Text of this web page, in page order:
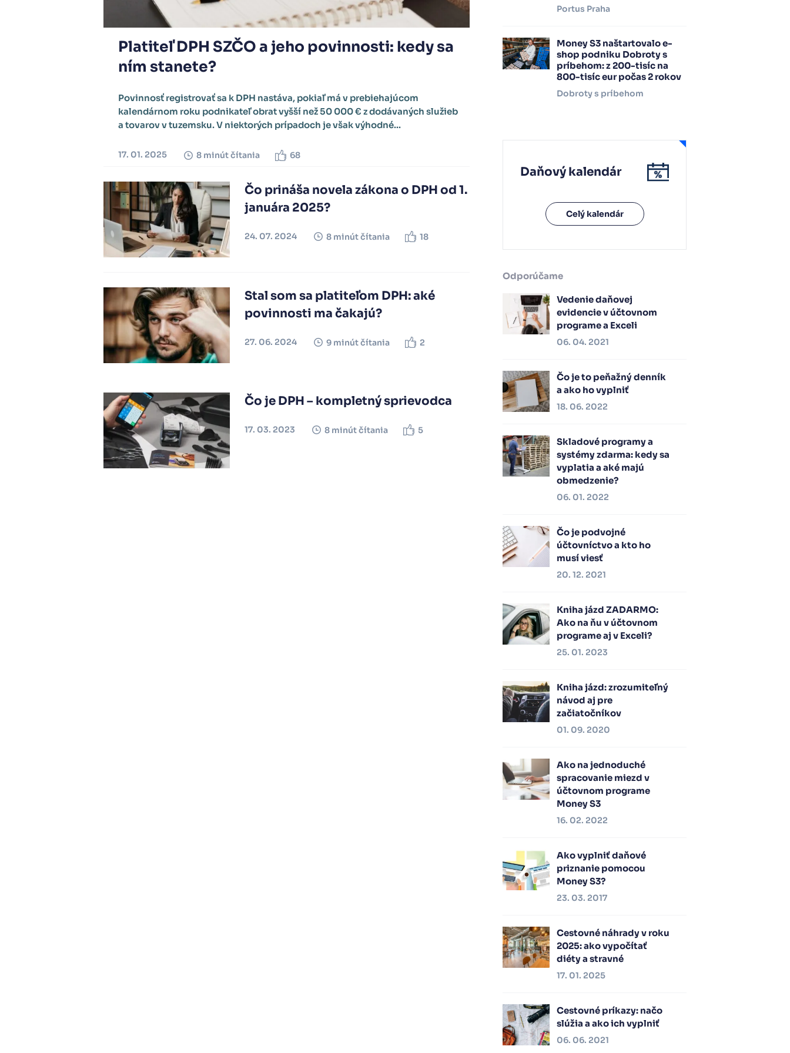
Platiteľ DPH SZČO a jeho povinnosti: kedy sa
ním stanete?
Povinnosť registrovať sa k DPH nastáva, pokiaľ má v prebiehajúcom
kalendárnom roku podnikateľ obrat vyšší než 50 000 € z dodávaných služieb
a tovarov v tuzemsku. V niektorých prípadoch je však výhodné...
17. 01. 2025 8 minút čítania 68
Čo prináša novela zákona o DPH od 1.
januára 2025?
24. 07. 2024 8 minút čítania 18
Stal som sa platiteľom DPH: aké
povinnosti ma čakajú?
27. 06. 2024 9 minút čítania 2
Čo je DPH – kompletný sprievodca
17. 03. 2023 8 minút čítania 5
Portus Praha
Money S3 naštartovalo e-
shop podniku Dobroty s
príbehom: z 200-tisíc na
800-tisíc eur počas 2 rokov
Dobroty s príbehom
Daňový kalendár
Celý kalendár
Odporúčame
Vedenie daňovej
evidencie v účtovnom
programe a Exceli
06. 04. 2021
Čo je to peňažný denník
a ako ho vyplniť
18. 06. 2022
Skladové programy a
systémy zdarma: kedy sa
vyplatia a aké majú
obmedzenie?
06. 01. 2022
Čo je podvojné
účtovníctvo a kto ho
musí viesť
20. 12. 2021
Kniha jázd ZADARMO:
Ako na ňu v účtovnom
programe aj v Exceli?
25. 01. 2023
Kniha jázd: zrozumiteľný
návod aj pre
začiatočníkov
01. 09. 2020
Ako na jednoduché
spracovanie miezd v
účtovnom programe
Money S3
16. 02. 2022
Ako vyplniť daňové
priznanie pomocou
Money S3?
23. 03. 2017
Cestovné náhrady v roku
2025: ako vypočítať
diéty a stravné
17. 01. 2025
Cestovné príkazy: načo
slúžia a ako ich vyplniť
06. 06. 2021